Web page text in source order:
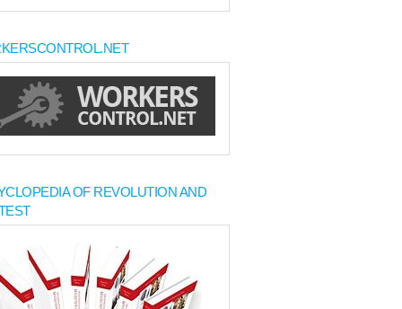
OF REVOLUTION AND